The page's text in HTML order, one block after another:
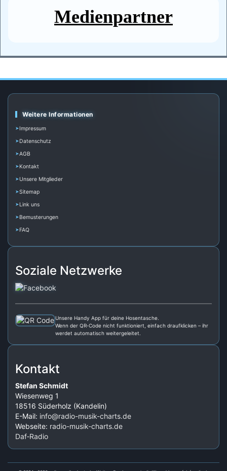
Medienpartner
Weitere Informationen
Impressum
Datenschutz
AGB
Kontakt
Unsere Mitglieder
Sitemap
Link uns
Bemusterungen
FAQ
Soziale Netzwerke
Unsere Handy App für deine Hosentasche.
Wenn der QR‑Code nicht funktioniert, einfach draufklicken – ihr
werdet automatisch weitergeleitet.
Kontakt
Stefan Schmidt
Wiesenweg 1
18516 Süderholz (Kandelin)
E-Mail: info@radio-musik-charts.de
Webseite: radio-musik-charts.de
Daf‑Radio